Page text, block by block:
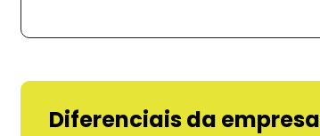
Diferenciais da empresa